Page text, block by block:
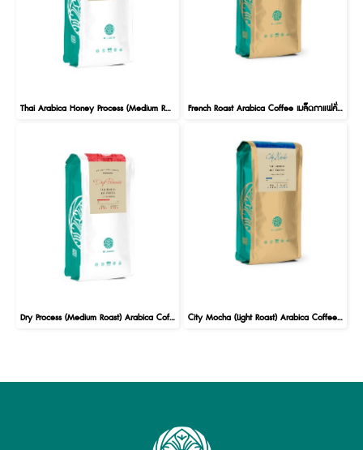
Thai Arabica Honey Process (Medium Roast) เมล็ดกาแฟคั่วอราบิก้า ฮันนี่โพรเซส 100% ตรา ฮิลล์คอฟฟ์ 250g. French Roast Arabica Coffee เมล็ดกาแฟคั่วอราบิก้าแท้ 100% ตรา ฮิลล์คอฟฟ์ 250g
Dry Process (Medium Roast) Arabica Coffee เมล็ดกาแฟคั่วอราบิก้า คั่วกลาง 100% ตรา ฮิลล์คอฟฟ์ 250g City Mocha (Light Roast) Arabica Coffee เมล็ดกาแฟคั่วอราบิก้าแท้ 100% ตรา ฮิลล์คอฟฟ์ 250g